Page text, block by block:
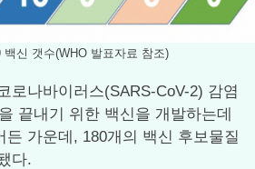
신 갯수(WHO 발표자료 참조)
로나바이러스(SARS-CoV-2) 감염
끝내기 위한 백신을 개발하는데
든 가운데, 180개의 백신 후보물질
다.